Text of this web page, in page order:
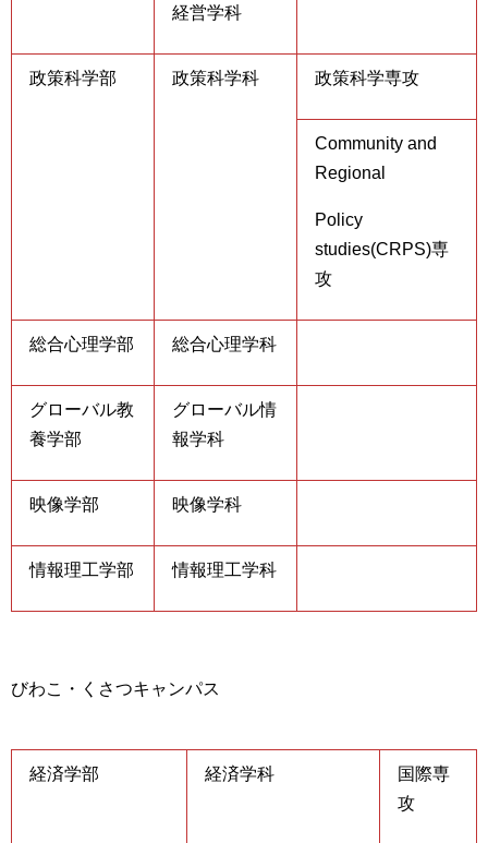
経営学科
政策科学部 政策科学科 政策科学専攻
Community and
Regional
Policy
studies(CRPS)専
攻
総合心理学部 総合心理学科
グローバル教
養学部
グローバル情
報学科
映像学部 映像学科
情報理工学部 情報理工学科
びわこ・くさつキャンパス
経済学部 経済学科
国際専
攻